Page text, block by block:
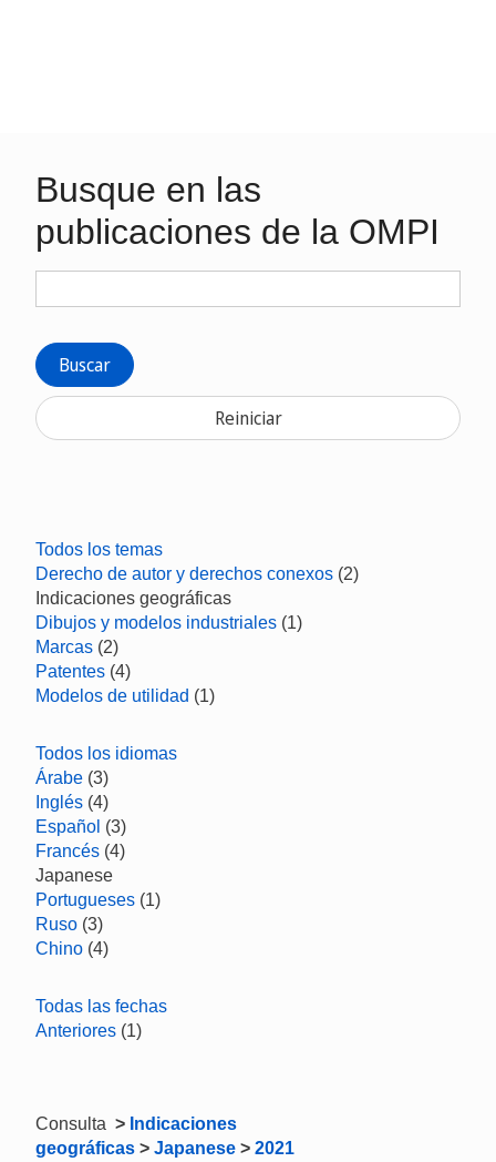
Busque en las
publicaciones de la OMPI
Buscar
Reiniciar
Todos los temas
Derecho de autor y derechos conexos (2)
Indicaciones geográficas
Dibujos y modelos industriales (1)
Marcas (2)
Patentes (4)
Modelos de utilidad (1)
Todos los idiomas
Árabe (3)
Inglés (4)
Español (3)
Francés (4)
Japanese
Portugueses (1)
Ruso (3)
Chino (4)
Todas las fechas
Anteriores (1)
Consulta > Indicaciones
geográficas > Japanese > 2021